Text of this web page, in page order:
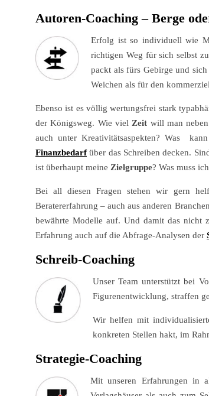
Autoren-Coaching – Berge
Erfolg ist so individuell wie
richtigen Weg für sich selbst
packt als fürs Gebirge und
Weichen als für den
Ebenso ist es völlig wertungsfrei stark
der Königsweg. Wie viel Zeit will man
auch unter Kreativitätsaspekten? Was
Finanzbedarf über das Schreiben decken.
ist überhaupt meine Zielgruppe? Was muss
Bei all diesen Fragen stehen wir gern
Beratererfahrung – auch aus anderen
bewährte Modelle auf. Und damit das nicht
Erfahrung auch auf die Abfrage-Analysen der
Schreib-Coaching
Unser Team unterstützt bei
Figurenentwicklung, straffen
Wir helfen mit
konkreten Stellen hakt, im
Strategie-Coaching
Mit unseren Erfahrungen in